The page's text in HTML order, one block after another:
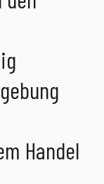
Handel